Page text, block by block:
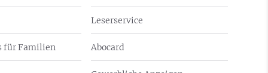
für Familien
Leserservice
Abocard